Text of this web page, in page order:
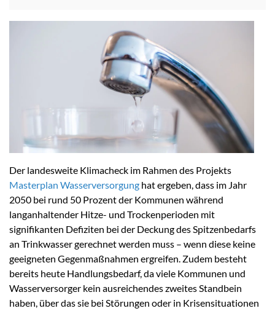
Der landesweite Klimacheck im Rahmen des Projekts
Masterplan Wasserversorgung hat ergeben, dass im Jahr
2050 bei rund 50 Prozent der Kommunen während
langanhaltender Hitze- und Trockenperioden mit
signifikanten Defiziten bei der Deckung des Spitzenbedarfs
an Trinkwasser gerechnet werden muss – wenn diese keine
geeigneten Gegenmaßnahmen ergreifen. Zudem besteht
bereits heute Handlungsbedarf, da viele Kommunen und
Wasserversorger kein ausreichendes zweites Standbein
haben, über das sie bei Störungen oder in Krisensituationen